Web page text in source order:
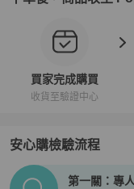
買家完成購買
收貨至驗證中心
安心購檢驗流程
PopChill拍拍圈正品
第一關：專